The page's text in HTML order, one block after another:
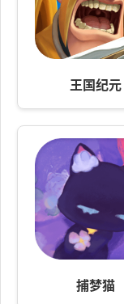
王国纪元
捕梦猫